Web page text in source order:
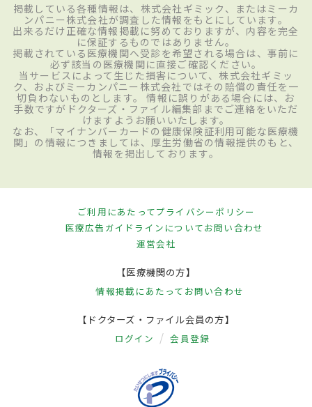
掲載している各種情報は、株式会社ギミック、またはミーカ
ンパニー株式会社が調査した情報をもとにしています。
出来るだけ正確な情報掲載に努めておりますが、内容を完全
に保証するものではありません。
掲載されている医療機関へ受診を希望される場合は、事前に
必ず該当の医療機関に直接ご確認ください。
当サービスによって生じた損害について、株式会社ギミッ
ク、およびミーカンパニー株式会社ではその賠償の責任を一
切負わないものとします。 情報に誤りがある場合には、お
手数ですがドクターズ・ファイル編集部までご連絡をいただ
けますようお願いいたします。
なお、「マイナンバーカードの健康保険証利用可能な医療機
関」の情報につきましては、厚生労働省の情報提供のもと、
情報を掲出しております。
ご利用にあたってプライバシーポリシー
医療広告ガイドラインについてお問い合わせ
運営会社
【医療機関の方】
情報掲載にあたって お問い合わせ
【ドクターズ・ファイル会員の方】
ログイン 会員登録